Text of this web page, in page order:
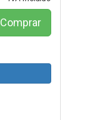
Comprar